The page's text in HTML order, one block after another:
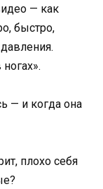
— как
быстро,
— и когда она
плохо себя